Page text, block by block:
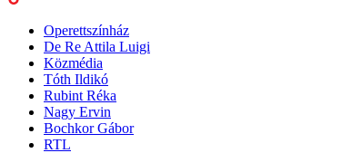
Operettszínház
De Re Attila Luigi
Közmédia
Tóth Ildikó
Rubint Réka
Nagy Ervin
Bochkor Gábor
RTL